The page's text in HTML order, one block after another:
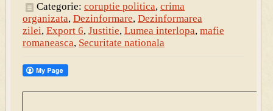
Categorie: coruptie politica, crima
organizata, Dezinformare, Dezinformarea
zilei, Export 6, Justitie, Lumea interlopa, mafie
romaneasca, Securitate nationala